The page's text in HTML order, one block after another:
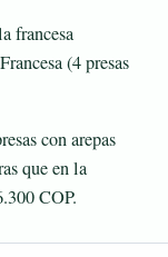
francesa
(4 presas
con arepas
que en la
COP.